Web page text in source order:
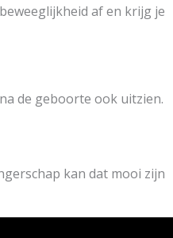
af en krijg je
de geboorte ook uitzien.
kan dat mooi zijn